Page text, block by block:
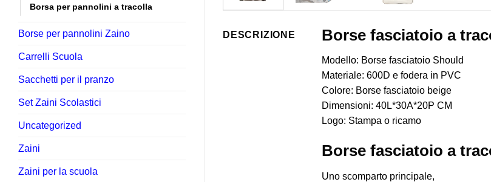
Borsa per pannolini a tracolla
Borse per pannolini Zaino
Carrelli Scuola
Sacchetti per il pranzo
Set Zaini Scolastici
Uncategorized
Zaini
Zaini per la scuola
DESCRIZIONE Borse fasciatoio a
Modello: Borse fasciatoio Should
Materiale: 600D e fodera in PVC
Colore: Borse fasciatoio beige
Dimensioni: 40L*30A*20P CM
Logo: Stampa o ricamo
Borse fasciatoio a
Uno scomparto principale,